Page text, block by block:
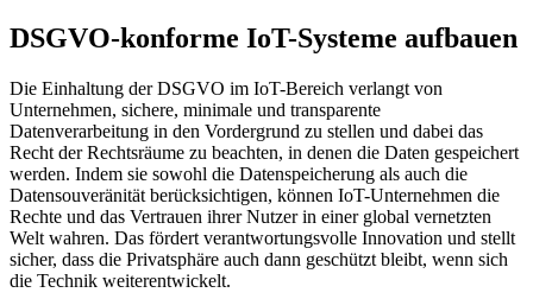
DSGVO-konforme IoT-Systeme aufbauen
Die Einhaltung der DSGVO im IoT-Bereich verlangt von
Unternehmen, sichere, minimale und transparente
Datenverarbeitung in den Vordergrund zu stellen und dabei das
Recht der Rechtsräume zu beachten, in denen die Daten gespeichert
werden. Indem sie sowohl die Datenspeicherung als auch die
Datensouveränität berücksichtigen, können IoT-Unternehmen die
Rechte und das Vertrauen ihrer Nutzer in einer global vernetzten
Welt wahren. Das fördert verantwortungsvolle Innovation und stellt
sicher, dass die Privatsphäre auch dann geschützt bleibt, wenn sich
die Technik weiterentwickelt.